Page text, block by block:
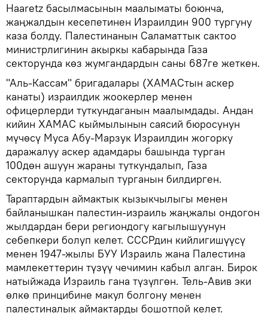
Haaretz басылмасынын маалыматы боюнча,
жаңжалдын кесепетинен Израилдин 900 тургуну
каза болду. Палестинанын Саламаттык сактоо
министрлигинин акыркы кабарында Газа
секторунда көз жумгандардын саны 687ге жеткен.
"Аль-Кассам" бригадалары (ХАМАСтын аскер
канаты) израилдик жоокерлер менен
офицерлерди туткундаганын маалымдады. Андан
кийин ХАМАС кыймылынын саясий бюросунун
мүчөсү Муса Абу-Марзук Израилдин жогорку
даражалуу аскер адамдары башында турган
100дөн ашуун жараны туткундалып, Газа
секторунда кармалып турганын билдирген.
Тараптардын аймактык кызыкчылыгы менен
байланышкан палестин-израиль жаңжалы ондогон
жылдардан бери региондогу кагылышуунун
себепкери болуп келет. СССРдин кийлигишүүсү
менен 1947-жылы БУУ Израиль жана Палестина
мамлекеттерин түзүү чечимин кабыл алган. Бирок
натыйжада Израиль гана түзүлгөн. Тель-Авив эки
өлкө принцибине макул болгону менен
палестиналык аймактарды бошотпой келет.